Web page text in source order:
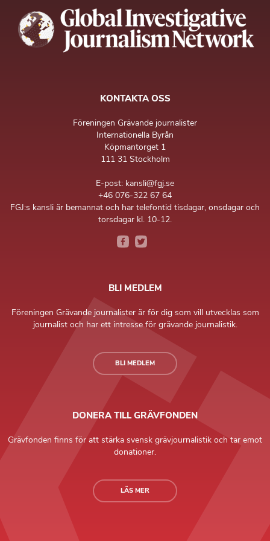
KONTAKTA OSS
Föreningen Grävande journalister
Internationella Byrån
Köpmantorget 1
111 31 Stockholm
E-post: kansli@fgj.se
+46 076-322 67 64
FGJ:s kansli är bemannat och har telefontid tisdagar, onsdagar och
torsdagar kl. 10-12.
BLI MEDLEM
Föreningen Grävande journalister är för dig som vill utvecklas som
journalist och har ett intresse för grävande journalistik.
BLI MEDLEM
DONERA TILL GRÄVFONDEN
Grävfonden finns för att stärka svensk grävjournalistik och tar emot
donationer.
LÄS MER